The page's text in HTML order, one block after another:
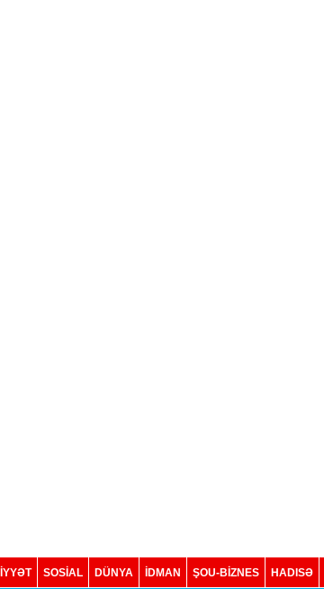
SOSIAL DÜNYA İDMAN ŞOU-BİZNES HADISƏ